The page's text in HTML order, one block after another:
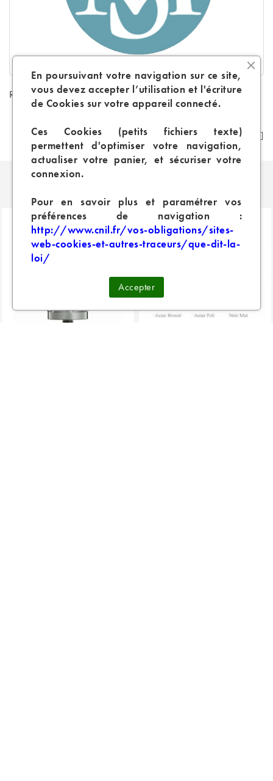
Références spécifiques
En poursuivant votre navigation sur ce site,
vous devez accepter l’utilisation et l'écriture
de Cookies sur votre appareil connecté.
Ces Cookies (petits fichiers texte)
permettent d'optimiser votre navigation,
actualiser votre panier, et sécuriser votre
connexion.
Pour en savoir plus et paramétrer vos
préférences de navigation :
http://www.cnil.fr/vos-obligations/sites-
web-cookies-et-autres-traceurs/que-dit-la-
loi/
Accepter